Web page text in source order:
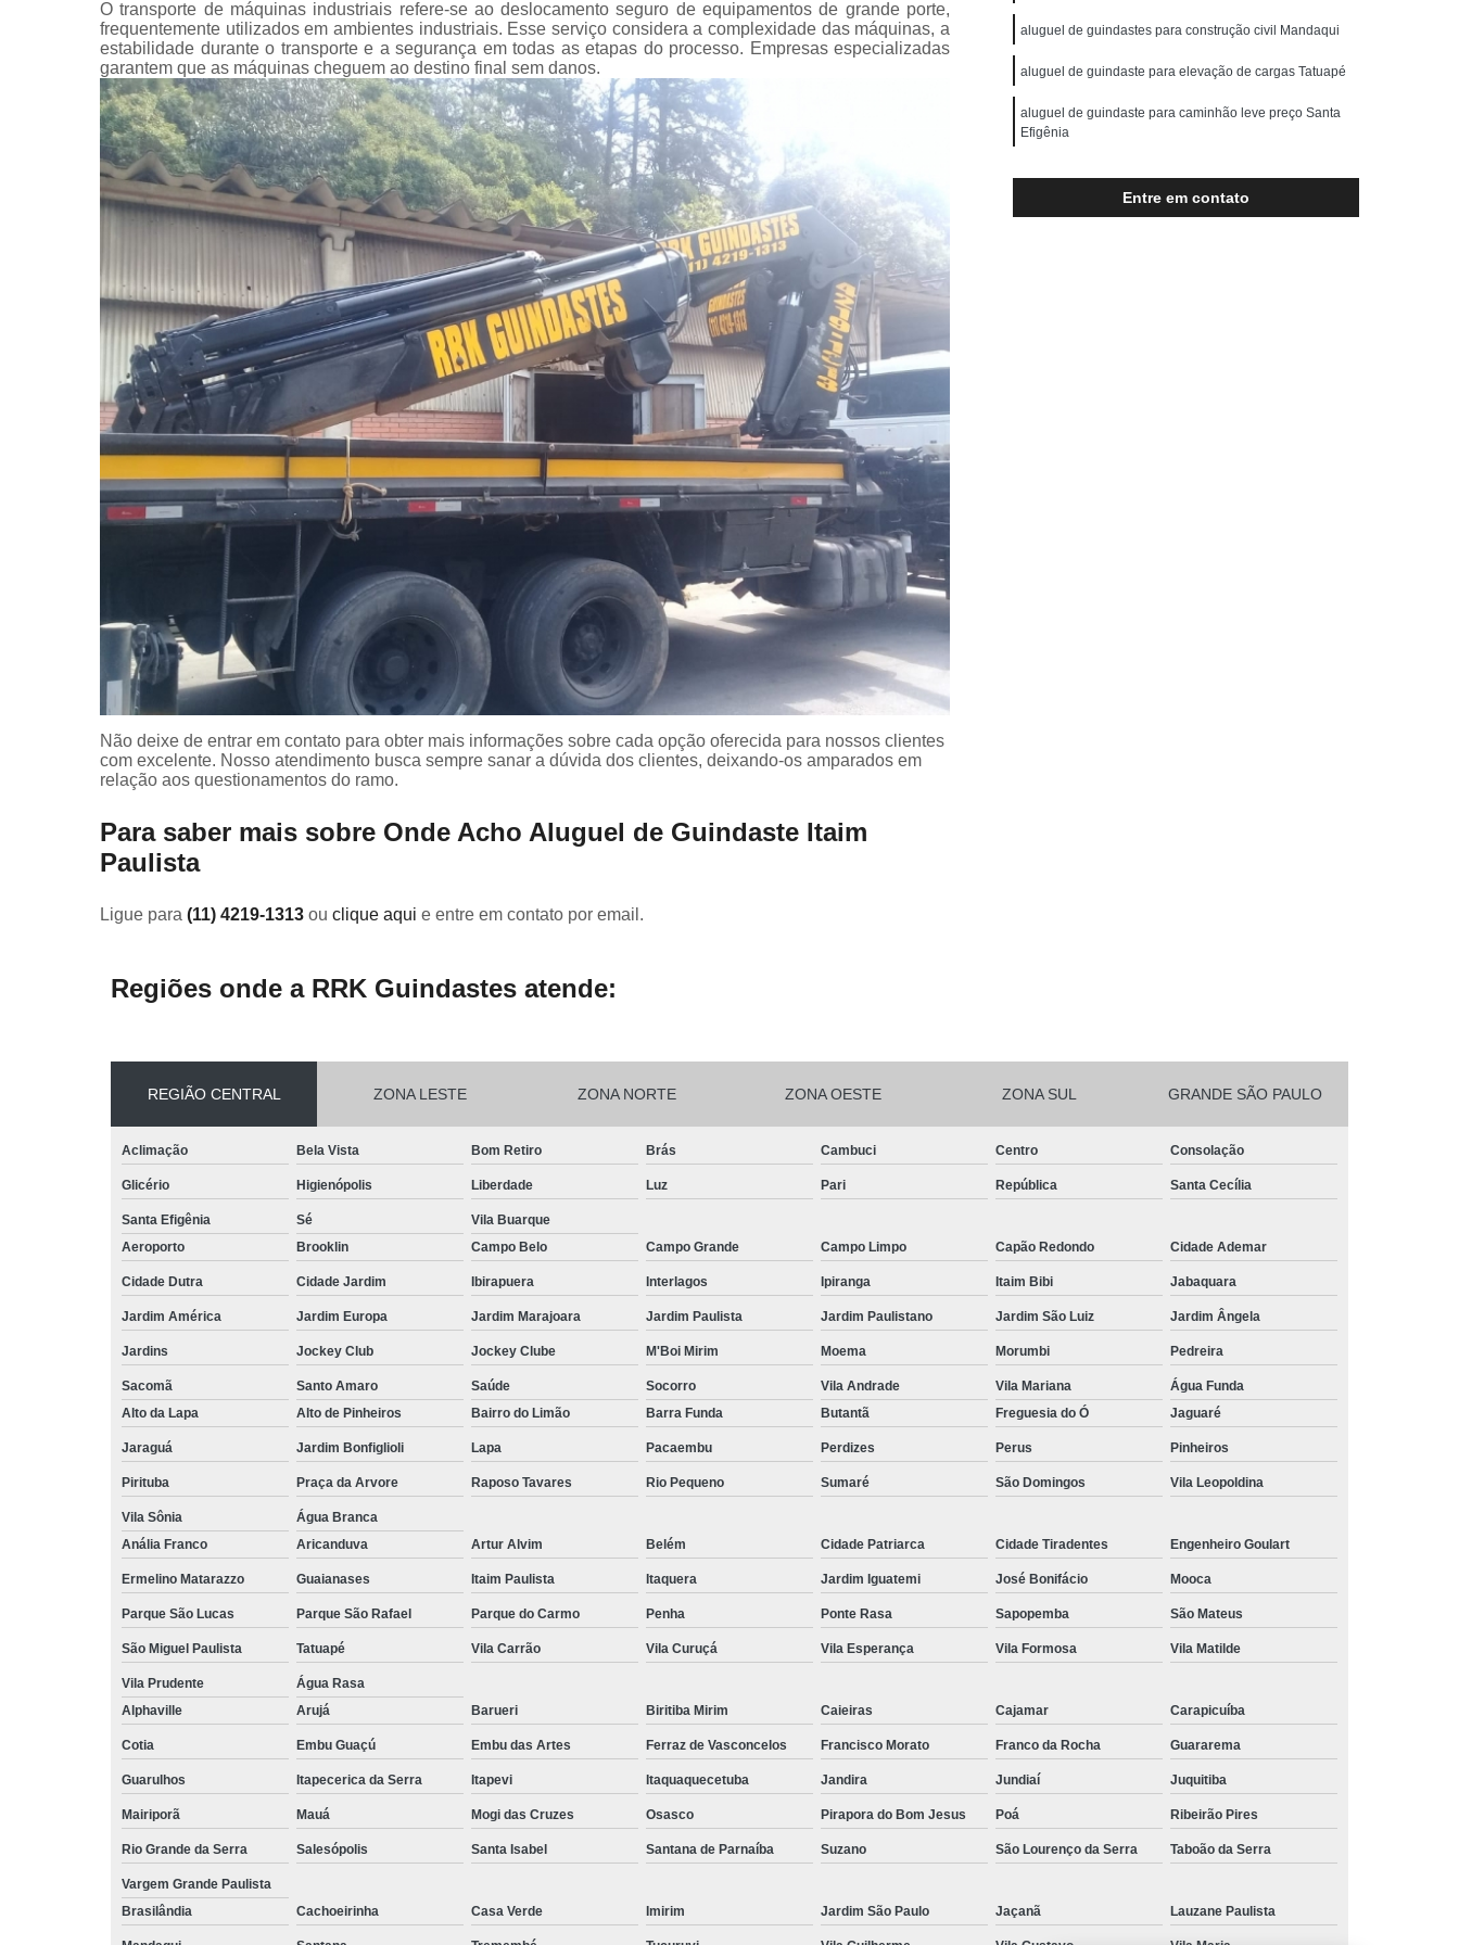
Transporte de Máquinas Industriais
Transporte de Máquinas Pesadas
Transporte de Máquinas Pesadas Construção Civil
Transporte para Máquinas Gráficas
O transporte de máquinas industriais refere-se ao deslocamento seguro de equipamentos de grande porte,
frequentemente utilizados em ambientes industriais. Esse serviço considera a complexidade das máquinas, a
estabilidade durante o transporte e a segurança em todas as etapas do processo. Empresas especializadas
garantem que as máquinas cheguem ao destino final sem danos.
Não deixe de entrar em contato para obter mais informações sobre cada opção oferecida para nossos clientes
com excelente. Nosso atendimento busca sempre sanar a dúvida dos clientes, deixando-os amparados em
relação aos questionamentos do ramo.
Para saber mais sobre Onde Acho Aluguel de Guindaste Itaim
Paulista
Ligue para (11) 4219-1313 ou clique aqui e entre em contato por email.
aluguel de guindastes para construção civil Mandaqui
aluguel de guindaste para elevação de cargas Tatuapé
aluguel de guindaste para caminhão leve preço Santa
Efigênia
Entre em contato
Regiões onde a RRK Guindastes atende:
REGIÃO CENTRAL ZONA LESTE ZONA NORTE ZONA OESTE ZONA SUL GRANDE SÃO PAULO
Aclimação Bela Vista Bom Retiro Brás Cambuci Centro Consolação
Glicério Higienópolis Liberdade Luz Pari República Santa Cecília
Santa Efigênia Sé
Vila Buarque
Aeroporto
Brooklin Campo Belo Campo Grande Campo Limpo Capão Redondo Cidade Ademar
Cidade Dutra Cidade Jardim Ibirapuera Interlagos Ipiranga Itaim Bibi Jabaquara
Jardim América Jardim Europa Jardim Marajoara Jardim Paulista Jardim Paulistano Jardim São Luiz Jardim Ângela
Jardins Jockey Club Jockey Clube M'Boi Mirim Moema Morumbi Pedreira
Sacomã Santo Amaro Saúde Socorro Vila Andrade Vila Mariana
Água Funda
Alto da Lapa
Alto de Pinheiros Bairro do Limão Barra Funda Butantã Freguesia do Ó Jaguaré
Jaraguá Jardim Bonfiglioli Lapa Pacaembu Perdizes Perus Pinheiros
Pirituba Praça da Arvore Raposo Tavares Rio Pequeno Sumaré São Domingos Vila Leopoldina
Vila Sônia
Água Branca
Anália Franco
Aricanduva Artur Alvim Belém Cidade Patriarca Cidade Tiradentes Engenheiro Goulart
Ermelino Matarazzo Guaianases Itaim Paulista Itaquera Jardim Iguatemi José Bonifácio Mooca
Parque São Lucas Parque São Rafael Parque do Carmo Penha Ponte Rasa Sapopemba São Mateus
São Miguel Paulista Tatuapé Vila Carrão Vila Curuçá Vila Esperança Vila Formosa Vila Matilde
Vila Prudente
Água Rasa
Alphaville
Arujá Barueri Biritiba Mirim Caieiras Cajamar Carapicuíba
Cotia Embu Guaçú Embu das Artes Ferraz de Vasconcelos Francisco Morato Franco da Rocha Guararema
Guarulhos Itapecerica da Serra Itapevi Itaquaquecetuba Jandira Jundiaí Juquitiba
Mairiporã Mauá Mogi das Cruzes Osasco Pirapora do Bom Jesus Poá Ribeirão Pires
Rio Grande da Serra Salesópolis Santa Isabel Santana de Parnaíba Suzano São Lourenço da Serra Taboão da Serra
Vargem Grande Paulista
Brasilândia
Cachoeirinha Casa Verde Imirim Jardim São Paulo Jaçanã Lauzane Paulista